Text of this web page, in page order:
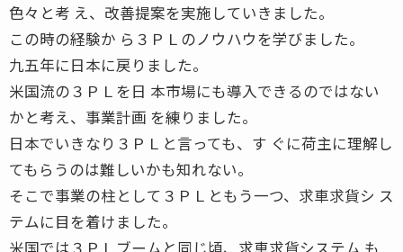
色々と考 え、改善提案を実施していきました。
この時の経験か ら３ＰＬのノウハウを学びました。
九五年に日本に戻りました。
米国流の３ＰＬを日 本市場にも導入できるのではない
かと考え、事業計画 を練りました。
日本でいきなり３ＰＬと言っても、す ぐに荷主に理解し
てもらうのは難しいかも知れない。
そこで事業の柱として３ＰＬともう一つ、求車求貨シ ス
テムに目を着けました。
米国では３ＰＬブームと同じ頃、求車求貨システム も